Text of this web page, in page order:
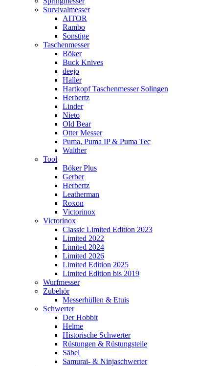
Survivalmesser
AITOR
Rambo
Sonstige
Taschenmesser
Böker
Buck Knives
deejo
Haller
Hartkopf Taschenmesser Solingen
Herbertz
Linder
Nieto
Old Bear
Otter Messer
Puma, Puma IP & Puma Tec
Walther
Tool
Böker Plus
Gerber
Herbertz
Leatherman
Roxon
Victorinox
Victorinox
Classic Limited Edition 2023
Limited 2022
Limited 2024
Limited 2026
Limited Edition 2025
Limited Edition bis 2019
Wurfmesser
Zubehör
Messerhüllen & Etuis
Schwerter
Der Hobbit
Helme
Historische Schwerter
Rüstungen & Rüstungsteile
Säbel
Samurai- & Ninjaschwerter